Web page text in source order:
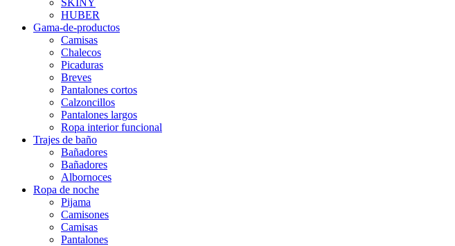
SKINY
HUBER
Gama-de-productos
Camisas
Chalecos
Picaduras
Breves
Pantalones cortos
Calzoncillos
Pantalones largos
Ropa interior funcional
Trajes de baño
Bañadores
Bañadores
Albornoces
Ropa de noche
Pijama
Camisones
Camisas
Pantalones